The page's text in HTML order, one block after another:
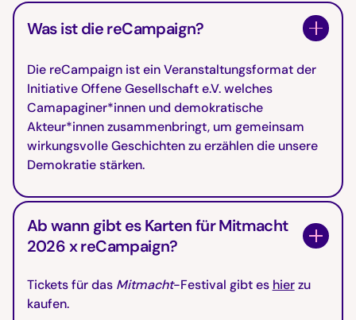
Was ist die reCampaign?
Die reCampaign ist ein Veranstaltungsformat der
Initiative Offene Gesellschaft e.V. welches
Camapaginer*innen und demokratische
Akteur*innen zusammenbringt, um gemeinsam
wirkungsvolle Geschichten zu erzählen die unsere
Demokratie stärken.
Ab wann gibt es Karten für Mitmacht
2026 x reCampaign?
Tickets für das Mitmacht-Festival gibt es hierzu
kaufen.